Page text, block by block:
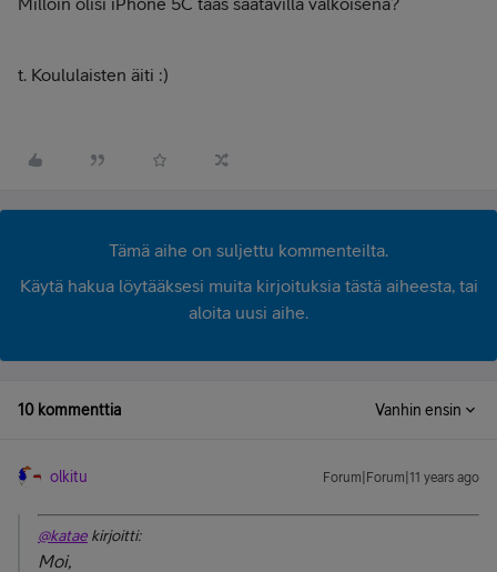
t. Koululaisten äiti :)
Tämä aihe on suljettu kommenteilta.
Käytä hakua löytääksesi muita kirjoituksia tästä aiheesta, tai
aloita uusi aihe.
10 kommenttia Vanhin ensin
olkitu Forum|Forum|11 years ago
@katae kirjoitti:
Moi,